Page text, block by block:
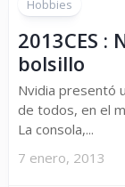
Hobbies
2013CES :
bolsillo
Nvidia presentó
de todos, en el
La consola,...
7 enero, 2013